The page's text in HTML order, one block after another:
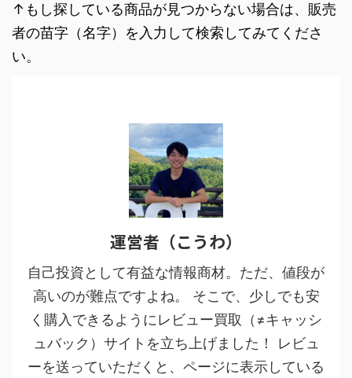
↑もし探している商品が見つからない場合は、販売
者の苗字（名字）を入力して検索してみてくださ
い。
運営者（こうわ）
自己投資として有益な情報商材。ただ、値段が
高いのが難点ですよね。 そこで、少しでも安
く購入できるようにレビュー買取（≠キャッシ
ュバック）サイトを立ち上げました！ レビュ
ーを送っていただくと、ページに表示している